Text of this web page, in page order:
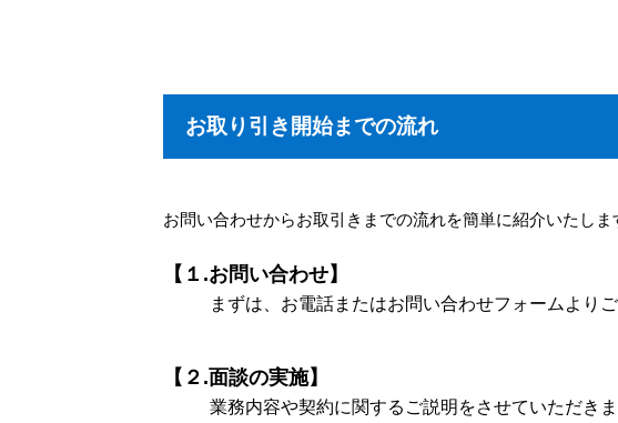
お取り引き開始までの流れ
お問い合わせからお取引きまでの流れを簡単に紹介いたしま
【１.お問い合わせ】
まずは、お電話またはお問い合わせフォームより
【２.面談の実施】
業務内容や契約に関するご説明をさせていただきま